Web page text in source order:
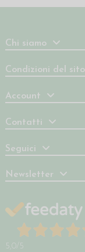
Chi siamo
Condizioni del sito
Account
Contatti
Seguici
Newsletter
5,0 /5